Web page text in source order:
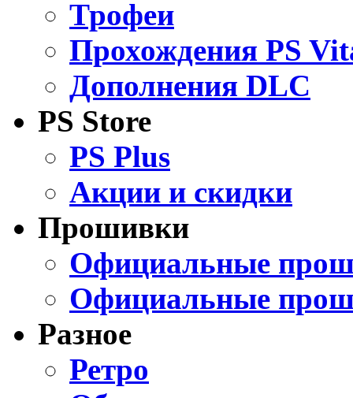
Трофеи
Прохождения PS
Дополнения DLC
PS Store
PS Plus
Акции и скидки
Прошивки
Официальные
Официальные
Разное
Ретро